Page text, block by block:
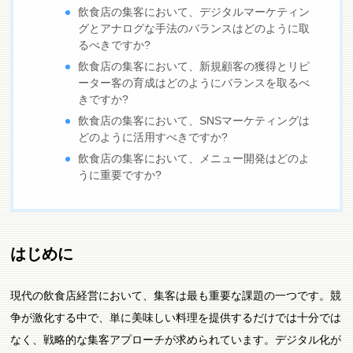
飲食店の集客において、デジタルマーケティン
グとアナログな手法のバランスはどのように取
るべきですか?
飲食店の集客において、新規顧客の獲得とリピ
ーター客の育成はどのようにバランスを取るべ
きですか?
飲食店の集客において、SNSマーケティングは
どのように活用すべきですか?
飲食店の集客において、メニュー開発はどのよ
うに重要ですか?
はじめに
現代の飲食店経営において、集客は最も重要な課題の一つです。競
争が激化する中で、単に美味しい料理を提供するだけでは十分では
なく、戦略的な集客アプローチが求められています。デジタル化が